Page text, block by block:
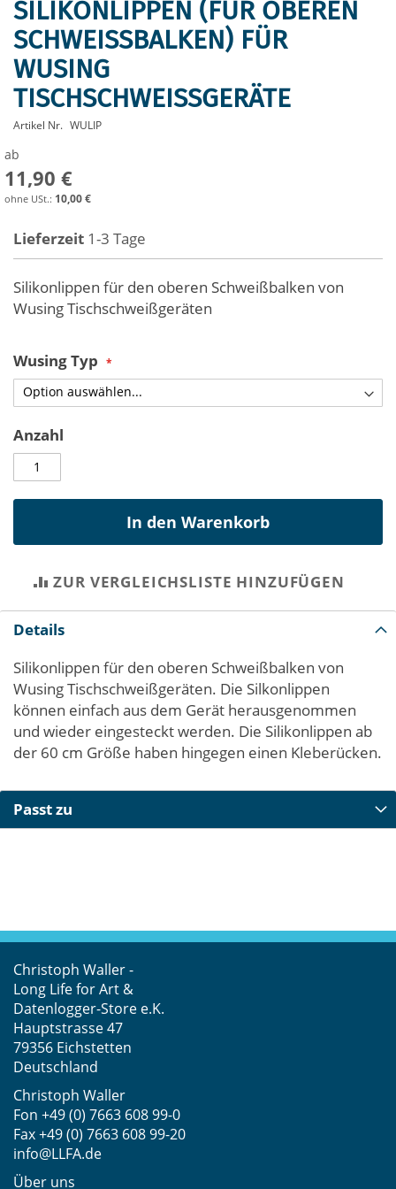
Zum
Anfang
der
Bildergalerie
springen
SILIKONLIPPEN (FÜR OBEREN
SCHWEISSBALKEN) FÜR W
USING T
ISCHSCHWEISSGERÄTE
Artikel Nr. WULIP
ab
11,90 €
10,00 €
Lieferzeit 1-3 Tage
Silikonlippen für den oberen Schweißbalken von
Wusing Tischschweißgeräten
Wusing Typ
Anzahl
In den Warenkorb
ZUR VERGLEICHSLISTE HINZUFÜGEN
Details
Silikonlippen für den oberen Schweißbalken von
Wusing Tischschweißgeräten. Die Silkonlippen
können einfach aus dem Gerät herausgenommen
und wieder eingesteckt werden. Die Silikonlippen ab
der 60 cm Größe haben hingegen einen Kleberücken.
Passt zu
Christoph Waller -
Long Life for Art &
Datenlogger-Store e.K.
Hauptstrasse 47
79356 Eichstetten
Deutschland
Christoph Waller
Fon +49 (0) 7663 608 99-0
Fax +49 (0) 7663 608 99-20
info@LLFA.de
Über uns